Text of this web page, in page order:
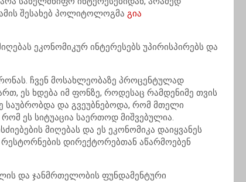
შესახებ პოლიტოლოგმა გია
ეკონომიკურ ინტერესებს უპირისპირებს და
ჩვენ მოსახლეობაზე პროცენტულად
ეს ხდება იმ ფონზე, როდესაც რამდენიმე თვის
საუბრობდა და გვეუბნებოდა, რომ მთელი
ეს სიტუაცია საერთოდ მიშვებულია.
მიღებას და ეს ეკონომიკა დაიყვანეს
დირექტორებთან აწარმოებენ
და ჯანმრთელობის ფუნდამენტური